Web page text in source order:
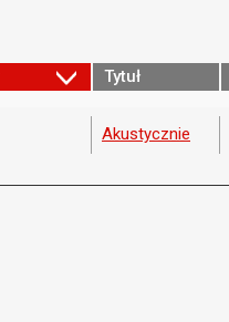
Tytuł
Akustycznie